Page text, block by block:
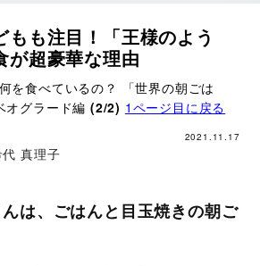
もも注目！「王様のよう
が超豪華な理由
を食べているの？ 「世界の朝ごは
オグラード編(2/2) 1ページ目に戻る
2021.11.17
代 真理子
は、ごはんと目玉焼きの朝ご